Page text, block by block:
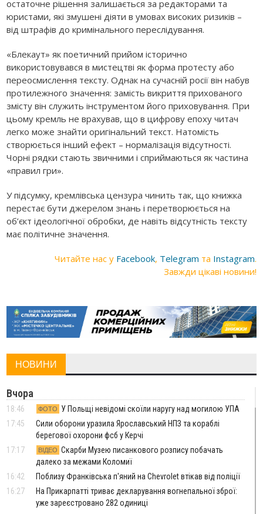
остаточне рішення залишається за редакторами та
юристами, які змушені діяти в умовах високих ризиків –
від штрафів до кримінального переслідування.
«Блекаут» як поетичний прийом історично
використовувався в мистецтві як форма протесту або
переосмислення тексту. Однак на сучасній росії він набув
протилежного значення: замість викриття прихованого
змісту він служить інструментом його приховування. При
цьому кремль не врахував, що в цифрову епоху читач
легко може знайти оригінальний текст. Натомість
створюється інший ефект – нормалізація відсутності.
Чорні рядки стають звичними і сприймаються як частина
«правил гри».
У підсумку, кремлівська цензура чинить так, що книжка
перестає бути джерелом знань і перетворюється на
об’єкт ідеологічної обробки, де навіть відсутність тексту
має політичне значення.
Читайте нас у Facebook, Telegram та Instagram.
Завжди цікаві новини!
НОВИНИ
Вчора
18:46 ФОТО
У Польщі невідомі скоїли наругу над могилою УПА
17:45
Сили оборони уразила Ярославський НПЗ та кораблі
берегової охорони фсб у Керчі
17:17
ВІДЕО Скарби Музею писанкового розпису побачать
далеко за межами Коломиї
16:42
Поблизу Франківська п'яний на Chevrolet втікав від поліції
16:27
На Прикарпатті триває декларування вогнепальної зброї:
уже зареєстровано 282 одиниці